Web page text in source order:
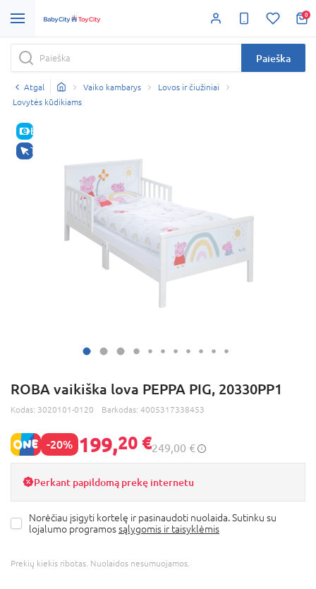
0
Paieška
Atgal Vaiko kambarys
Lovos ir čiužiniai
Lovytės kūdikiams
E-KAINA
TIK INTERNETU
ROBA vaikiška lova PEPPA PIG, 20330PP1
Kodas: 3020101-0120 Barkodas: 4005317338453
-20% 199,20 €249,00 €
Perkant papildomą prekę internetu
Norėčiau įsigyti kortelę ir pasinaudoti nuolaida. Sutinku su
lojalumo programossąlygomis ir taisyklėmis
Prekių kiekis ribotas. Nuolaidos nesumuojamos.